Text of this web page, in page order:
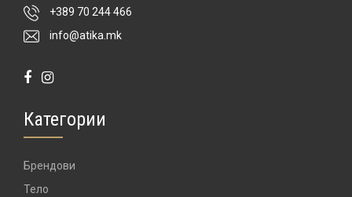
+389 70 244 466
info@atika.mk
Категории
Брендови
Тело